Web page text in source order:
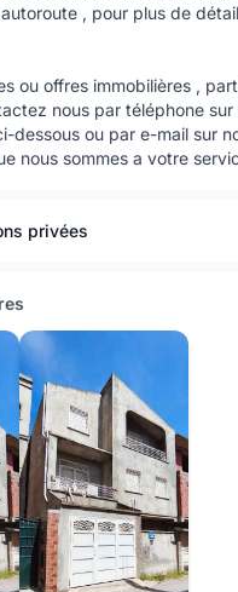
, pour plus de
ou offres immobilières ,
nous par téléphone sur
dessous ou par e-mail sur
nous sommes a votre
privées